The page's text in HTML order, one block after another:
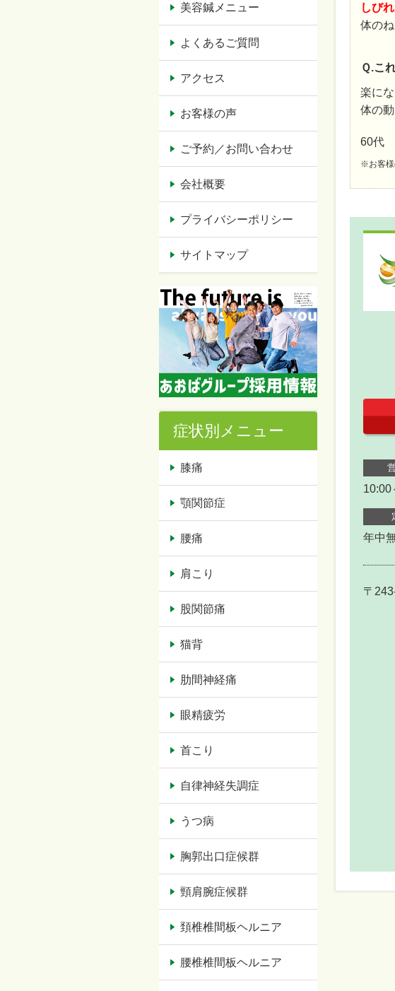
しび
体の
Ｑ.こ
楽にな
体の
60代
※お客様
10:00
年中
〒
美容鍼メニュー
よくあるご質問
アクセス
お客様の声
ご予約／お問い合わせ
会社概要
プライバシーポリシー
サイトマップ
症状別メニュー
膝痛
顎関節症
腰痛
肩こり
股関節痛
猫背
肋間神経痛
眼精疲労
首こり
自律神経失調症
うつ病
胸郭出口症候群
頸肩腕症候群
頚椎椎間板ヘルニア
腰椎椎間板ヘルニア